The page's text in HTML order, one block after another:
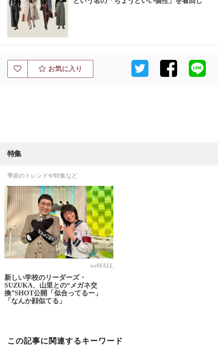
お気に入り
特集
季節のトレンドや特集など
weMALL
新しい学校のリーダーズ・
SUZUKA、山里との“メガネ交
換”SHOT公開「似合ってるー」
「なんか顔似てる」
この記事に関連するキーワード